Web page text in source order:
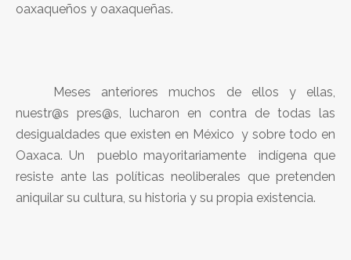
oaxaqueños y oaxaqueñas.
Meses anteriores muchos de ellos y ellas,
nuestr@s pres@s, lucharon en contra de todas las
desigualdades que existen en México y sobre todo en
Oaxaca. Un pueblo mayoritariamente indígena que
resiste ante las políticas neoliberales que pretenden
aniquilar su cultura, su historia y su propia existencia.